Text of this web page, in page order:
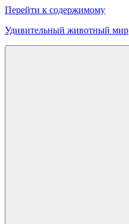
Перейти к содержимому
Удивительный животный мир